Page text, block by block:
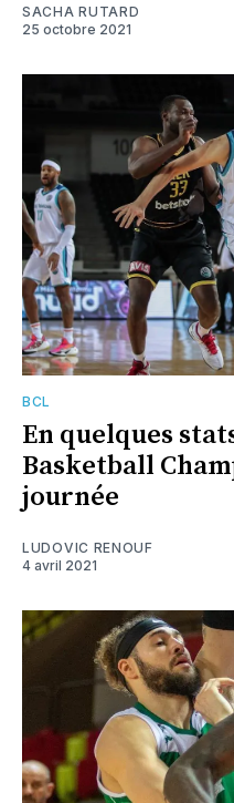
SACHA RUTARD
25 octobre 2021
BCL
En quelques
Basketball
journée
LUDOVIC RENOUF
4 avril 2021